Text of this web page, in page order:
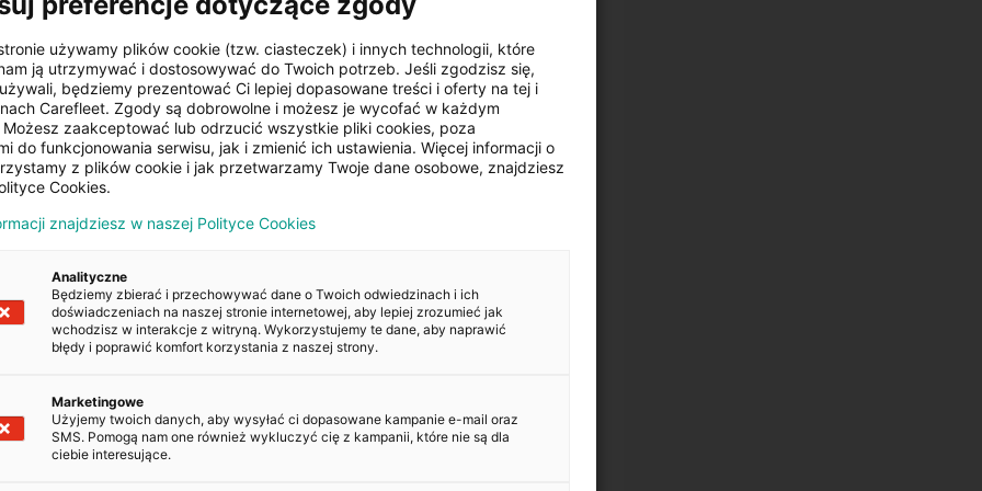
Klimatyzacja manualna
Kopiuj
używamy plików cookie (tzw. ciasteczek) i innych technologii, które
ją utrzymywać i dostosowywać do Twoich potrzeb. Jeśli zgodzisz się,
będziemy prezentować Ci lepiej dopasowane treści i oferty na tej i
Carefleet. Zgody są dobrowolne i możesz je wycofać w każdym
Możesz zaakceptować lub odrzucić wszystkie pliki cookies, poza
do funkcjonowania serwisu, jak i zmienić ich ustawienia. Więcej informacji o
z plików cookie i jak przetwarzamy Twoje dane osobowe, znajdziesz
Cookies.
znajdziesz w naszej Polityce Cookies
Analityczne
Będziemy zbierać i przechowywać dane o Twoich odwiedzinach i ich
doświadczeniach na naszej stronie internetowej, aby lepiej zrozumieć jak
wchodzisz w interakcje z witryną. Wykorzystujemy te dane, aby naprawić
błędy i poprawić komfort korzystania z naszej strony.
Marketingowe
Użyjemy twoich danych, aby wysyłać ci dopasowane kampanie e-mail oraz
SMS. Pomogą nam one również wykluczyć cię z kampanii, które nie są dla
ciebie interesujące.